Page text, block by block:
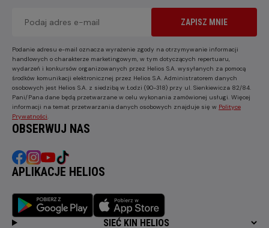
ZAPISZ MNIE
Podanie adresu e-mail oznacza wyrażenie zgody na otrzymywanie informacji
handlowych o charakterze marketingowym, w tym dotyczących repertuaru,
wydarzeń i konkursów organizowanych przez Helios S.A. wysyłanych za pomocą
środków komunikacji elektronicznej przez Helios S.A. Administratorem danych
osobowych jest Helios S.A. z siedzibą w Łodzi (90-318) przy ul. Sienkiewicza 82/84.
Pani/Pana dane będą przetwarzane w celu wykonania zamówionej usługi. Więcej
informacji na temat przetwarzania danych osobowych znajduje się w Polityce
Prywatności
OBSERWUJ NAS
APLIKACJE HELIOS
SIEĆ KIN HELIOS